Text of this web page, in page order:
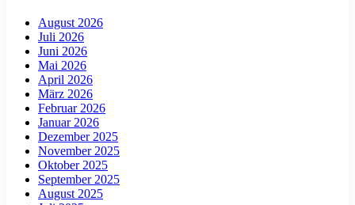
August 2026
Juli 2026
Juni 2026
Mai 2026
April 2026
März 2026
Februar 2026
Januar 2026
Dezember 2025
November 2025
Oktober 2025
September 2025
August 2025